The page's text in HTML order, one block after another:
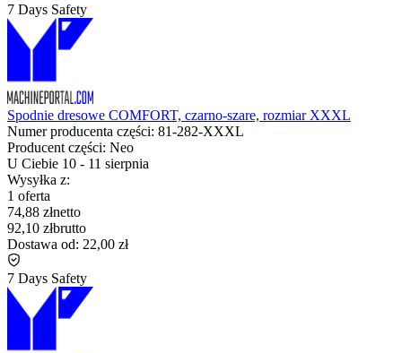
7 Days Safety
Spodnie dresowe COMFORT, czarno-szare, rozmiar XXXL
Numer producenta części: 81-282-XXXL
Producent części: Neo
U Ciebie 10 - 11 sierpnia
Wysyłka z:
1 oferta
74,88 złnetto
92,10 złbrutto
Dostawa od: 22,00 zł
7 Days Safety